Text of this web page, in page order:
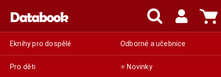
Eknihy pro dospělé Odborné a učebnice
Pro děti ⭐ Novinky